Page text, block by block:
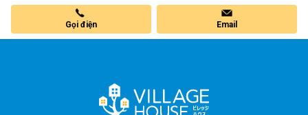
các tiện ích như ngân hàng, bưu điện cũng như hệ thống giao thông công
cộng - khiến nơi đây trở thành lựa chọn tuyệt vời cho những ai ưu tiên sự
Gọi điện Email